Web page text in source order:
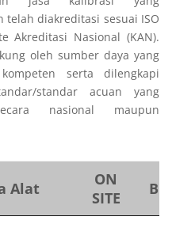
diakreditasi sesuai ISO
Akreditasi Nasional (KAN).
oleh sumber daya yang
serta dilengkapi
standar acuan yang
nasional maupun
Alat
ON
SITE